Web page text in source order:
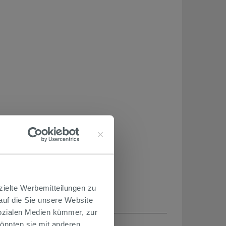
Werbemitteilungen zu
die Sie unsere Website
Medien kümmer, zur
sie mit anderen